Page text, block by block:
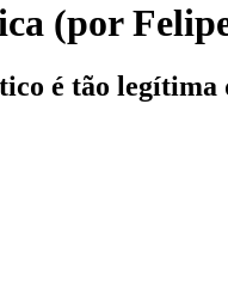
(por
é tão